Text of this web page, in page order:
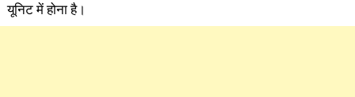
यूनिट में होना है।